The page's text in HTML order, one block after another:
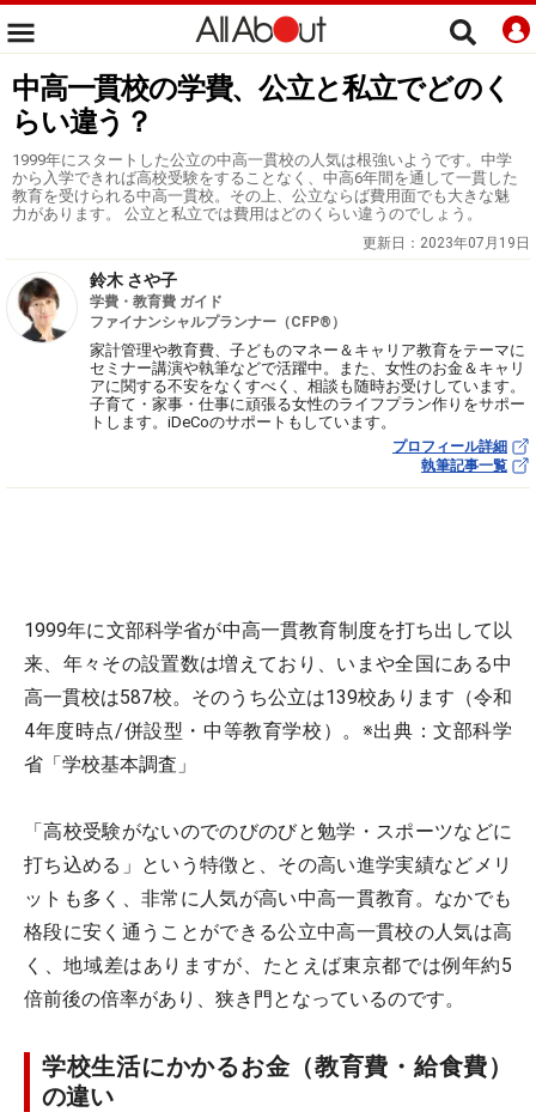
中高一貫校の学費、公立と私立でどのく
らい違う？
1999年にスタートした公立の中高一貫校の人気は根強いようです。中学
から入学できれば高校受験をすることなく、中高6年間を通して一貫した
教育を受けられる中高一貫校。その上、公立ならば費用面でも大きな魅
力があります。 公立と私立では費用はどのくらい違うのでしょう。
更新日： 2023年07月19日
鈴木 さや子
学費・教育費 ガイド
ファイナンシャルプランナー（CFP®）
家計管理や教育費、子どものマネー＆キャリア教育をテーマに
セミナー講演や執筆などで活躍中。また、女性のお金＆キャリ
アに関する不安をなくすべく、相談も随時お受けしています。
子育て・家事・仕事に頑張る女性のライフプラン作りをサポー
トします。iDeCoのサポートもしています。
プロフィール詳細
執筆記事一覧
1999年に文部科学省が中高一貫教育制度を打ち出して以
来、年々その設置数は増えており、いまや全国にある中
高一貫校は587校。そのうち公立は139校あります（令和
4年度時点/併設型・中等教育学校）。※出典：文部科学
省「学校基本調査」
「高校受験がないのでのびのびと勉学・スポーツなどに
打ち込める」という特徴と、その高い進学実績などメリ
ットも多く、非常に人気が高い中高一貫教育。なかでも
格段に安く通うことができる公立中高一貫校の人気は高
く、地域差はありますが、たとえば東京都では例年約5
倍前後の倍率があり、狭き門となっているのです。
学校生活にかかるお金（教育費・給食費）
の違い